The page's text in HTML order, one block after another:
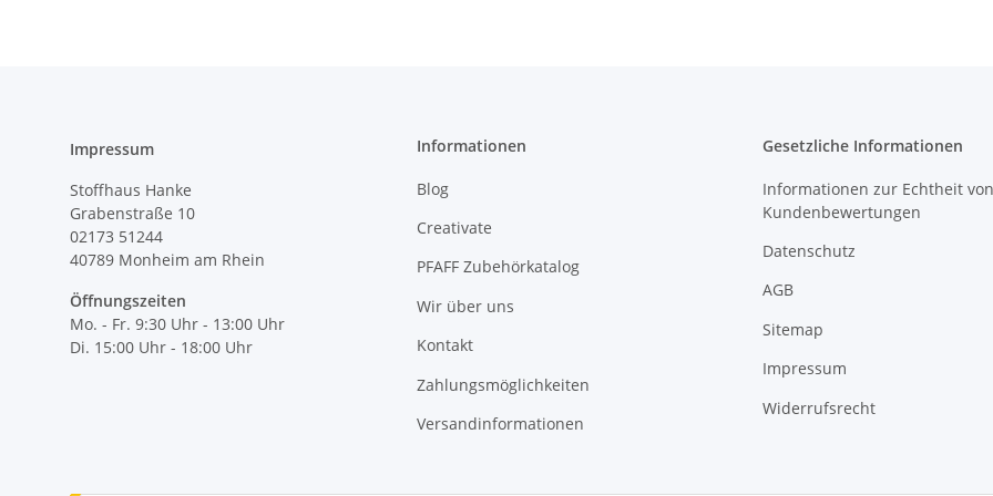
Impressum
Stoffhaus Hanke
Grabenstraße 10
02173 51244
40789 Monheim am Rhein
Öffnungszeiten
Mo. - Fr. 9:30 Uhr - 13:00 Uhr
Di. 15:00 Uhr - 18:00 Uhr
Informationen
Blog
Creativate
PFAFF Zubehörkatalog
Wir über uns
Kontakt
Zahlungsmöglichkeiten
Versandinformationen
Gesetzliche Informationen
Informationen zur Echtheit von
Kundenbewertungen
Datenschutz
AGB
Sitemap
Impressum
Widerrufsrecht